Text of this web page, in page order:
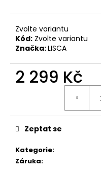
Zvolte variantu
Kód: Zvolte variantu
Značka:LISCA
2 299 Kč
Kategorie:
Záruka:
Zeptat se